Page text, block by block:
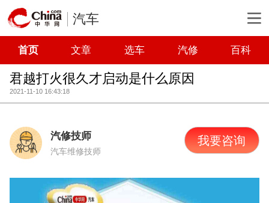
汽车
首页 文章 选车 汽修 百科
君越打火很久才启动是什么原因
2021-11-10 16:43:18
汽修技师
汽车维修技师
我要咨询